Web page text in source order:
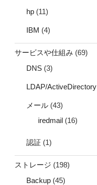
hp (11)
IBM (4)
サービスや仕組み (69)
DNS (3)
LDAP/ActiveDirectory
メール (43)
iredmail (16)
認証 (1)
ストレージ (198)
Backup (45)